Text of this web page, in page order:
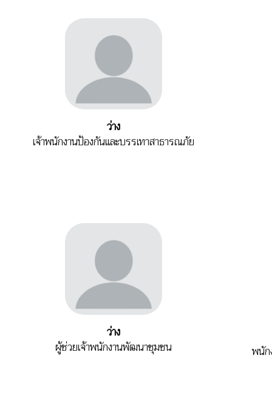
ว่าง
เจ้าพนักงานป้องกันและบรรเทาสาธารณภัย
ว่าง
ผู้ช่วยเจ้าพนักงานพัฒนาชุมชน
พนัก